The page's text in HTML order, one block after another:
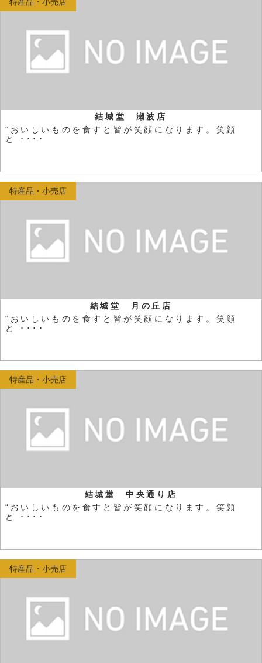
結城堂 瀬波店
“おいしいものを食すと皆が笑顔になります。笑顔
と ････
特産品・小売店
結城堂 月の丘店
“おいしいものを食すと皆が笑顔になります。笑顔
と ････
特産品・小売店
結城堂 中央通り店
“おいしいものを食すと皆が笑顔になります。笑顔
と ････
特産品・小売店
特産品・小売店